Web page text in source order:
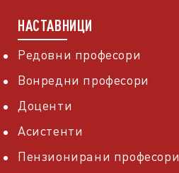
НАСТАВНИЦИ
Редовни професори
Вонредни професори
Доценти
Асистенти
Пензионирани професори